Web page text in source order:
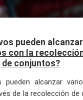
pueden
con la
conjuntos?
pueden alcanzar
de la recolección